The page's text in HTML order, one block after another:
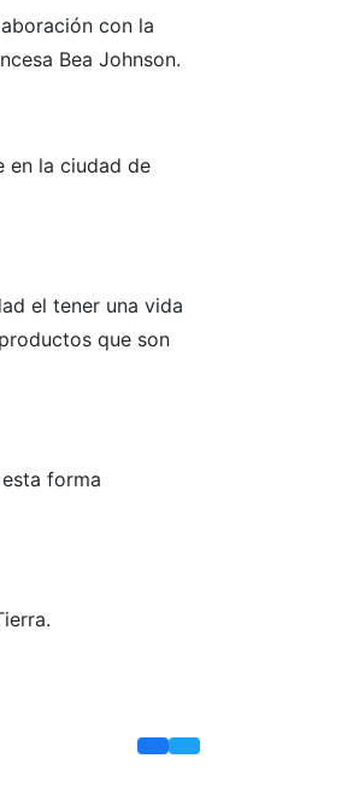
con la
Bea Johnson.
en la ciudad de
el tener una vida
que son
forma